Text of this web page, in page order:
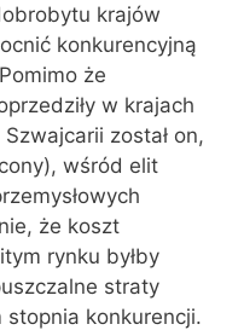
krajów
konkurencyjną
że
w krajach
został on,
wśród elit
że koszt
rynku byłby
straty
konkurencji.